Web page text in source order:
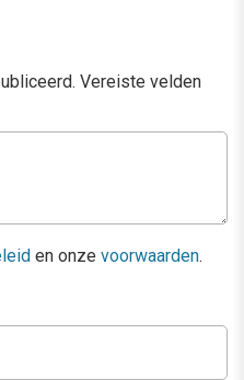
Vereiste velden
en onze voorwaarden.